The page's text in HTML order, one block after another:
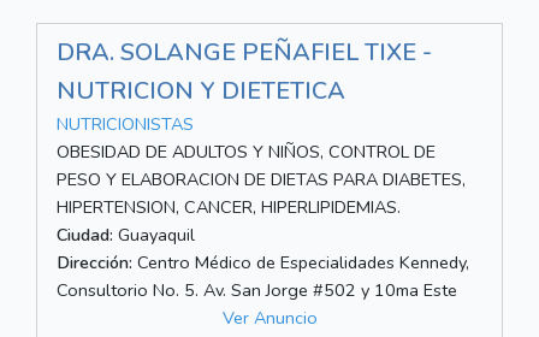
DRA. SOLANGE PEÑAFIEL TIXE -
NUTRICION Y DIETETICA
NUTRICIONISTAS
OBESIDAD DE ADULTOS Y NIÑOS, CONTROL DE
PESO Y ELABORACION DE DIETAS PARA DIABETES,
HIPERTENSION, CANCER, HIPERLIPIDEMIAS.
Ciudad: Guayaquil
Dirección: Centro Médico de Especialidades Kennedy,
Consultorio No. 5. Av. San Jorge #502 y 10ma Este
Ver Anuncio